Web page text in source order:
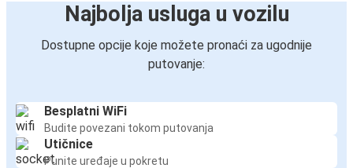
Najbolja usluga u vozilu
Dostupne opcije koje možete pronaći za ugodnije
putovanje:
Besplatni WiFi
Budite povezani tokom putovanja
Utičnice
Punite uređaje u pokretu